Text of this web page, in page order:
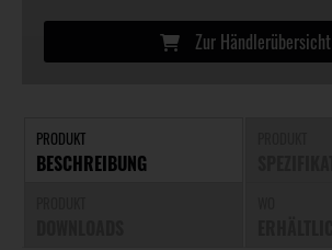
Zur Händlerübersicht
PRODUKT
BESCHREIBUNG